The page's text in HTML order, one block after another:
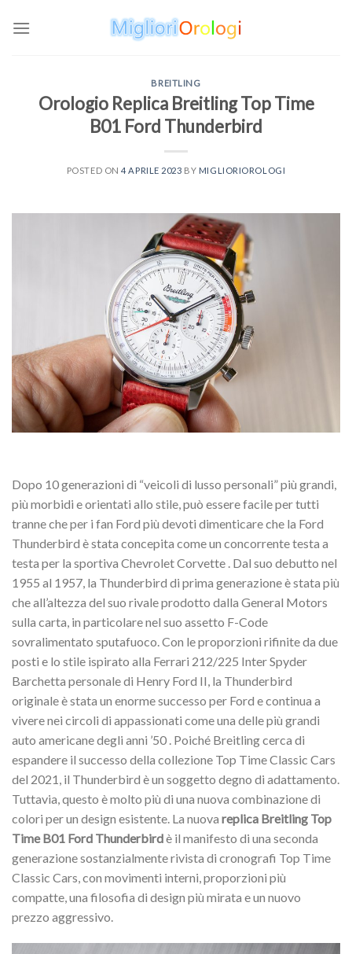
BREITLING
Orologio Replica Breitling Top Time
B01 Ford Thunderbird
POSTED ON4 APRILE 2023 BY MIGLIORIOROLOGI
Dopo 10 generazioni di “veicoli di lusso personali” più grandi,
più morbidi e orientati allo stile, può essere facile per tutti
tranne che per i fan Ford più devoti dimenticare che la Ford
Thunderbird è stata concepita come un concorrente testa a
testa per la sportiva Chevrolet Corvette . Dal suo debutto nel
1955 al 1957, la Thunderbird di prima generazione è stata più
che all’altezza del suo rivale prodotto dalla General Motors
sulla carta, in particolare nel suo assetto F-Code
sovralimentato sputafuoco. Con le proporzioni rifinite da due
posti e lo stile ispirato alla Ferrari 212/225 Inter Spyder
Barchetta personale di Henry Ford II, la Thunderbird
originale è stata un enorme successo per Ford e continua a
vivere nei circoli di appassionati come una delle più grandi
auto americane degli anni ’50 . Poiché Breitling cerca di
espandere il successo della collezione Top Time Classic Cars
del 2021, il Thunderbird è un soggetto degno di adattamento.
Tuttavia, questo è molto più di una nuova combinazione di
colori per un design esistente. La nuova replica Breitling Top
Time B01 Ford Thunderbirdè il manifesto di una seconda
generazione sostanzialmente rivista di cronografi Top Time
Classic Cars, con movimenti interni, proporzioni più
compatte, una filosofia di design più mirata e un nuovo
prezzo aggressivo.